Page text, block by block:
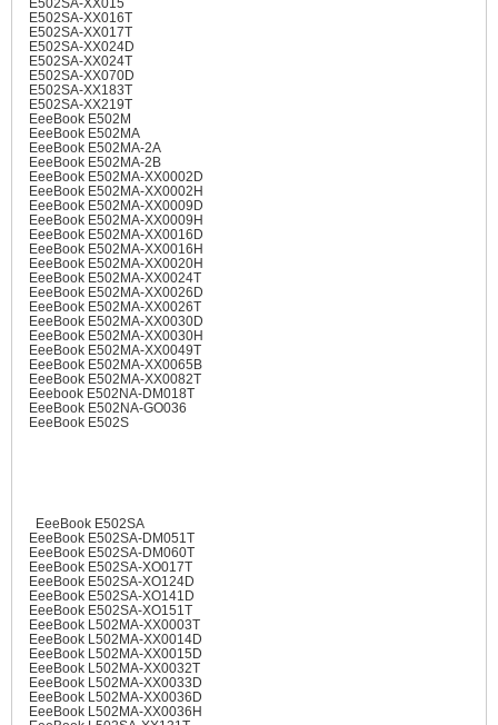
E502SA-XX015
E502SA-XX016T
E502SA-XX017T
E502SA-XX024D
E502SA-XX024T
E502SA-XX070D
E502SA-XX183T
E502SA-XX219T
EeeBook E502M
EeeBook E502MA
EeeBook E502MA-2A
EeeBook E502MA-2B
EeeBook E502MA-XX0002D
EeeBook E502MA-XX0002H
EeeBook E502MA-XX0009D
EeeBook E502MA-XX0009H
EeeBook E502MA-XX0016D
EeeBook E502MA-XX0016H
EeeBook E502MA-XX0020H
EeeBook E502MA-XX0024T
EeeBook E502MA-XX0026D
EeeBook E502MA-XX0026T
EeeBook E502MA-XX0030D
EeeBook E502MA-XX0030H
EeeBook E502MA-XX0049T
EeeBook E502MA-XX0065B
EeeBook E502MA-XX0082T
Eeebook E502NA-DM018T
EeeBook E502NA-GO036
EeeBook E502S
EeeBook E502SA
EeeBook E502SA-DM051T
EeeBook E502SA-DM060T
EeeBook E502SA-XO017T
EeeBook E502SA-XO124D
EeeBook E502SA-XO141D
EeeBook E502SA-XO151T
EeeBook L502MA-XX0003T
EeeBook L502MA-XX0014D
EeeBook L502MA-XX0015D
EeeBook L502MA-XX0032T
EeeBook L502MA-XX0033D
EeeBook L502MA-XX0036D
EeeBook L502MA-XX0036H